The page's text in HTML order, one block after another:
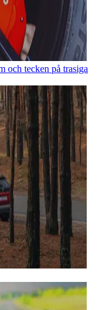
och tecken på trasiga